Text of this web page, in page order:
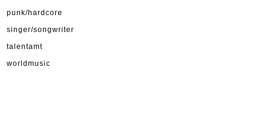
punk/hardcore
singer/songwriter
talentamt
worldmusic